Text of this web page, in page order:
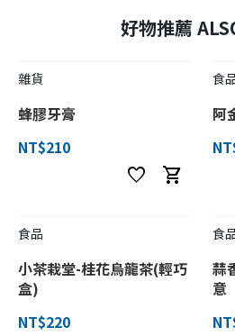
好物推薦
雜貨
蜂膠牙膏
NT$210
favorite shopping_cart
食
阿
食品
小茶栽堂-桂花烏龍茶(輕巧
盒)
NT$220
食
蒜
意